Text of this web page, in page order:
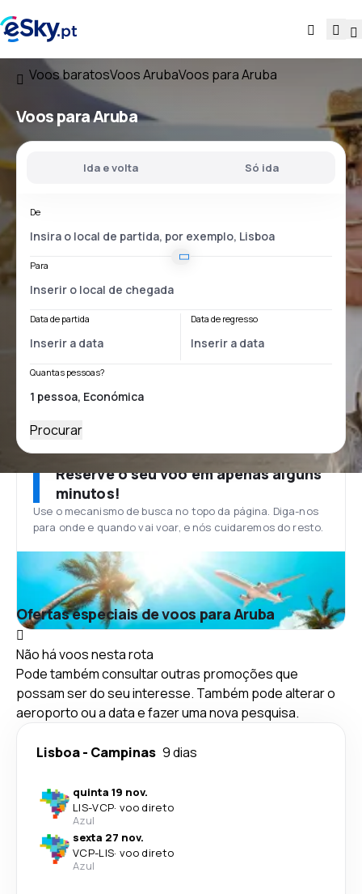
Voos baratosVoos ArubaVoos para Aruba
Voospara Aruba
Ida e volta Só ida
De
Para
Data de partida Data de regresso
Quantas pessoas?
Procurar
Reserve o seu voo em apenas alguns
minutos!
Use o mecanismo de busca no topo da página. Diga-nos
para onde e quando vai voar, e nós cuidaremos do resto.
Ofertas especiais de voos para Aruba
Não há voos nesta rota
Pode também consultar outras promoções que
possam ser do seu interesse. Também pode alterar o
aeroporto ou a data e fazer uma nova pesquisa.
Lisboa- Campinas 9 dias
quinta 19 nov.
LIS-VCP· voo direto
Azul
sexta 27 nov.
VCP-LIS· voo direto
Azul